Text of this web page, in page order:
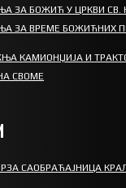
ЗА БОЖИЋ У ЦРКВИ СВ.
ЗА ВРЕМЕ БОЖИЋНИХ
КАМИОНЏИЈА И
СВОМЕ
САОБРАЋАЈНИЦА